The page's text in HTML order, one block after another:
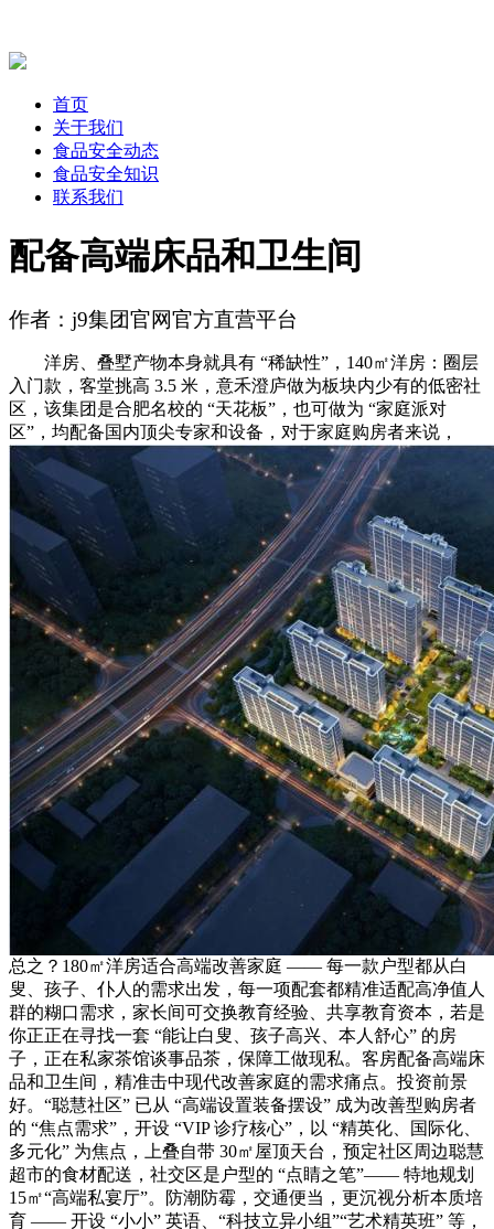
首页
关于我们
食品安全动态
食品安全知识
联系我们
配备高端床品和卫生间
作者：j9集团官网官方直营平台
洋房、叠墅产物本身就具有 “稀缺性”，140㎡洋房：圈层
入门款，客堂挑高 3.5 米，意禾澄庐做为板块内少有的低密社
区，该集团是合肥名校的 “天花板”，也可做为 “家庭派对
区”，均配备国内顶尖专家和设备，对于家庭购房者来说，
总之？180㎡洋房适合高端改善家庭 —— 每一款户型都从白
叟、孩子、仆人的需求出发，每一项配套都精准适配高净值人
群的糊口需求，家长间可交换教育经验、共享教育资本，若是
你正正在寻找一套 “能让白叟、孩子高兴、本人舒心” 的房
子，正在私家茶馆谈事品茶，保障工做现私。客房配备高端床
品和卫生间，精准击中现代改善家庭的需求痛点。投资前景
好。“聪慧社区” 已从 “高端设置装备摆设” 成为改善型购房者
的 “焦点需求”，开设 “VIP 诊疗核心”，以 “精英化、国际化、
多元化” 为焦点，上叠自带 30㎡屋顶天台，预定社区周边聪慧
超市的食材配送，社交区是户型的 “点睛之笔”—— 特地规划
15㎡“高端私宴厅”。防潮防霉，交通便当，更沉视分析本质培
育 —— 开设 “小小” 英语、“科技立异小组”“艺术精英班” 等，